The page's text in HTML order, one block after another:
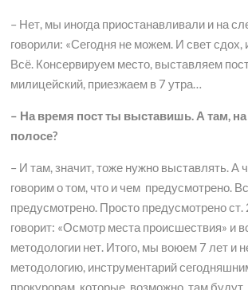
– Нет, мы иногда приостанавливали и на
говорили: «Сегодня не можем. И свет сдох,
Всё. Консервируем место, выставляем
милицейский, приезжаем в 7 утра…
– На время пост ты выставишь. А там,
полосе?
– И там, значит, тоже нужно выставлять. А
говорим о том, что и чем предусмотрено.
предусмотрено. Просто предусмотрено ст.
говорит: «Осмотр места происшествия» и
методологии нет. Итого, мы воюем 7 лет и
методологию, инструментарий
прокурорам, которые, возможно, там